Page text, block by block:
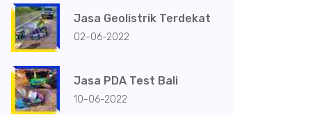
Jasa Geolistrik Terdekat
02-06-2022
Jasa PDA Test Bali
10-06-2022